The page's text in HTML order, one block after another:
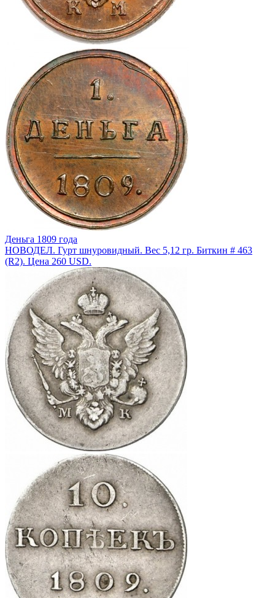
Деньга 1809 года
НОВОДЕЛ. Гурт шнуровидный. Вес 5,12 гр. Биткин # 463
(R2). Цена 260 USD.